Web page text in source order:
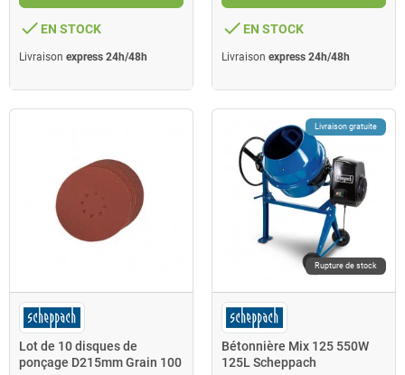
done EN STOCK
Livraison express 24h/48h
done EN STOCK
Livraison express 24h/48h
Lot de 10 disques de
ponçage D215mm Grain 100
Livraison gratuite
Rupture de stock
Bétonnière Mix 125 550W
125L Scheppach